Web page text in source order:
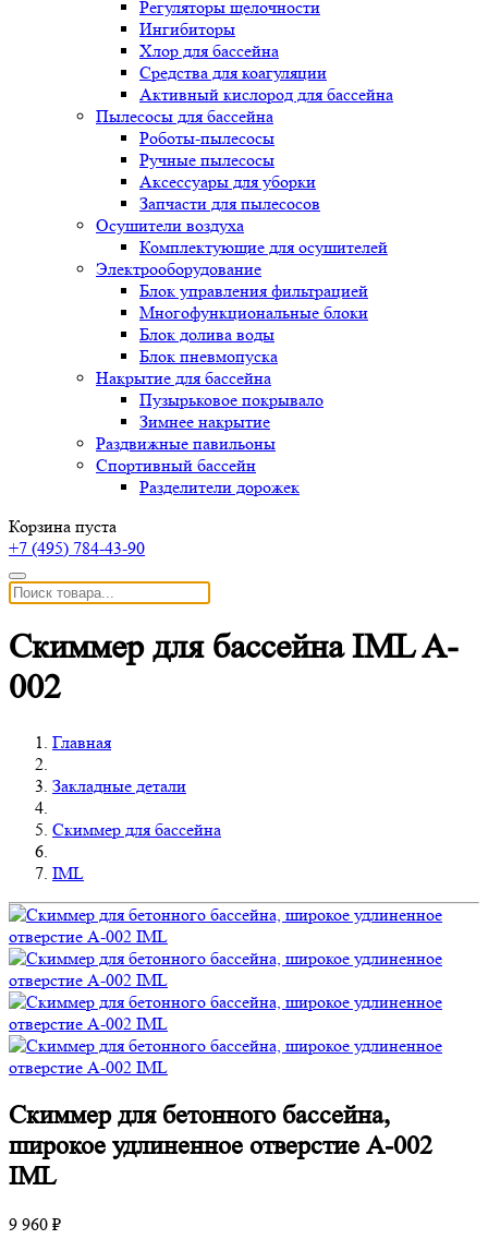
Регуляторы щелочности
Ингибиторы
Хлор для бассейна
Средства для коагуляции
Активный кислород для бассейна
Пылесосы для бассейна
Роботы-пылесосы
Ручные пылесосы
Аксессуары для уборки
Запчасти для пылесосов
Осушители воздуха
Комплектующие для осушителей
Электрооборудование
Блок управления фильтрацией
Многофункциональные блоки
Блок долива воды
Блок пневмопуска
Накрытие для бассейна
Пузырьковое покрывало
Зимнее накрытие
Раздвижные павильоны
Спортивный бассейн
Разделители дорожек
Корзина пуста
+7 (495) 784-43-90
Скиммер для бассейна IML A-
002
Главная
Закладные детали
Скиммер для бассейна
IML
Скиммер для бетонного бассейна,
широкое удлиненное отверстие A-002
IML
9 960 ₽